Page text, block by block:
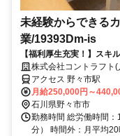
未経験からできる
業/19393Dm-is
【福利厚生充実！】ス
120日以上！ワークライ
株式会社コントラフト
アクセス 野々市駅
月給250,000円～
石川県野々市市
勤務時間 総労働時間
分） 時間外：月平均